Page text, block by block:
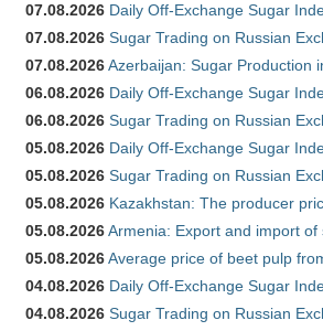
07.08.2026 Daily Off-Exchange Sugar
07.08.2026 Sugar Trading on Russian
07.08.2026Azerbaijan: Sugar Production
06.08.2026 Daily Off-Exchange Sugar
06.08.2026 Sugar Trading on Russian
05.08.2026 Daily Off-Exchange Sugar
05.08.2026 Sugar Trading on Russian
05.08.2026 Kazakhstan: The producer
05.08.2026Armenia: Export and import
05.08.2026Average price of beet pulp
04.08.2026 Daily Off-Exchange Sugar
04.08.2026 Sugar Trading on Russian